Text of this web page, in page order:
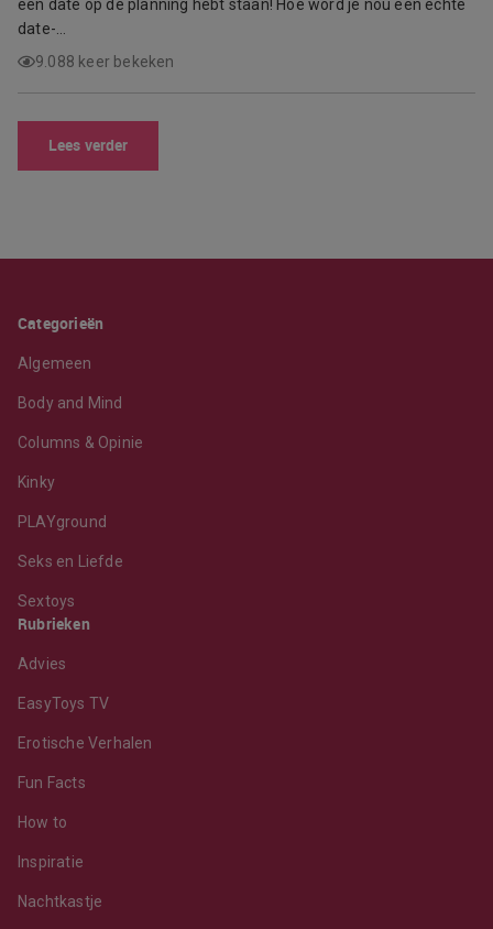
een date op de planning hebt staan! Hoe word je nou een echte
date-…
9.088 keer bekeken
Lees verder
Categorieën
Algemeen
Body and Mind
Columns & Opinie
Kinky
PLAYground
Seks en Liefde
Sextoys
Rubrieken
Advies
EasyToys TV
Erotische Verhalen
Fun Facts
How to
Inspiratie
Nachtkastje